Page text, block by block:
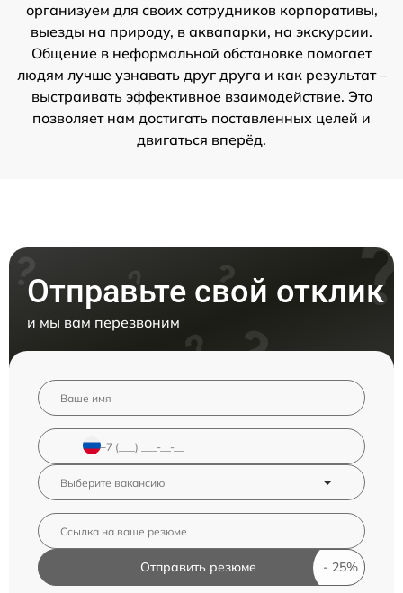
организуем для своих сотрудников корпоративы,
выезды на природу, в аквапарки, на экскурсии.
Общение в неформальной обстановке помогает
людям лучше узнавать друг друга и как результат –
выстраивать эффективное взаимодействие. Это
позволяет нам достигать поставленных целей и
двигаться вперёд.
Отправьте свой отклик
и мы вам перезвоним
Отправить резюме